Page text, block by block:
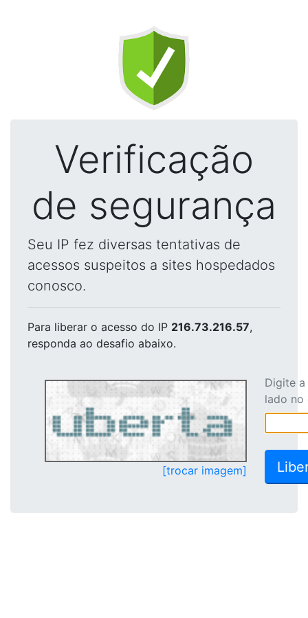
Verificação
de segurança
Seu IP fez diversas tentativas de
acessos suspeitos a sites hospedados
conosco.
Para liberar o acesso do IP 216.73.216.57,
responda ao desafio abaixo.
[trocar imagem]
Digite
lado no